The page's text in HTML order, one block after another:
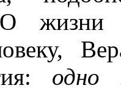
О жизни
одно